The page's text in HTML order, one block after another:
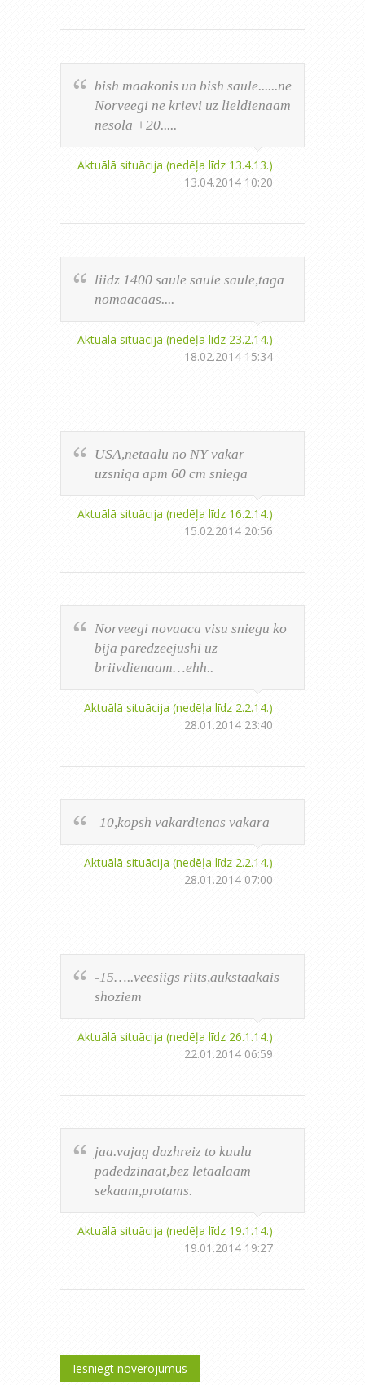
bish maakonis un bish saule......ne
Norveegi ne krievi uz lieldienaam
nesola +20.....
Aktuālā situācija (nedēļa līdz 13.4.13.)
13.04.2014 10:20
liidz 1400 saule saule saule,taga
nomaacaas....
Aktuālā situācija (nedēļa līdz 23.2.14.)
18.02.2014 15:34
USA,netaalu no NY vakar
uzsniga apm 60 cm sniega
Aktuālā situācija (nedēļa līdz 16.2.14.)
15.02.2014 20:56
Norveegi novaaca visu sniegu ko
bija paredzeejushi uz
briivdienaam…ehh..
Aktuālā situācija (nedēļa līdz 2.2.14.)
28.01.2014 23:40
-10,kopsh vakardienas vakara
Aktuālā situācija (nedēļa līdz 2.2.14.)
28.01.2014 07:00
-15…..veesiigs riits,aukstaakais
shoziem
Aktuālā situācija (nedēļa līdz 26.1.14.)
22.01.2014 06:59
jaa.vajag dazhreiz to kuulu
padedzinaat,bez letaalaam
sekaam,protams.
Aktuālā situācija (nedēļa līdz 19.1.14.)
19.01.2014 19:27
Iesniegt novērojumus